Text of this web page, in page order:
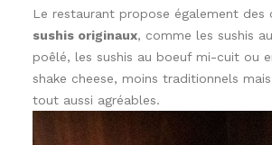
Le restaurant propose également des
sushis originaux, comme les sushis
poêlé, les sushis au boeuf mi-cuit ou
shake cheese, moins traditionnels
tout aussi agréables.